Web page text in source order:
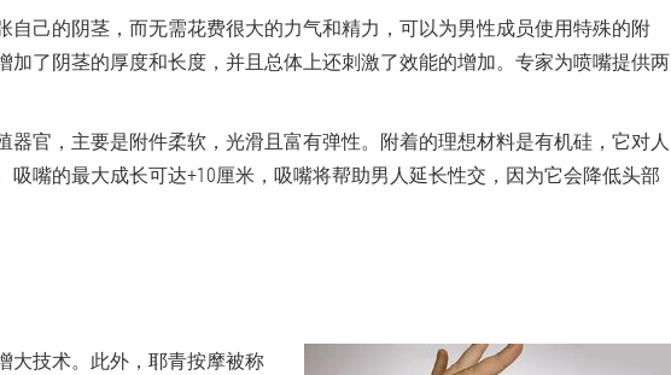
自己的阴茎，而无需花费很大的力气和精力，可以为男性成员使用特殊的附
加了阴茎的厚度和长度，并且总体上还刺激了效能的增加。专家为喷嘴提供两
器官，主要是附件柔软，光滑且富有弹性。附着的理想材料是有机硅，它对人
吸嘴的最大成长可达+10厘米，吸嘴将帮助男人延长性交，因为它会降低头部
大技术。此外，耶青按摩被称